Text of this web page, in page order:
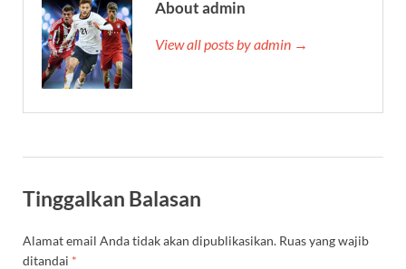
About admin
View all posts by admin →
Tinggalkan Balasan
Alamat email Anda tidak akan dipublikasikan. Ruas yang wajib
ditandai *